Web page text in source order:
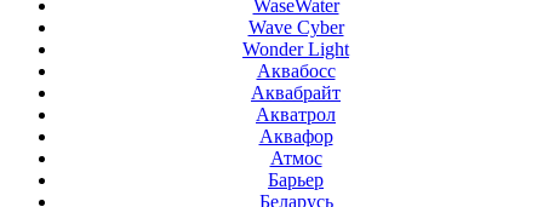
WaseWater
Wave Cyber
Wonder Light
Аквабосс
Аквабрайт
Акватрол
Аквафор
Атмос
Барьер
Беларусь